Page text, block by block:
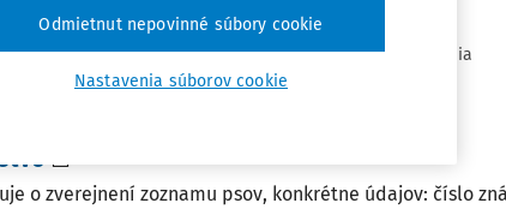
,Redakcia Vydané:7. 4. 2020 / 13 minút čítania
o zverejnení zoznamu psov, konkrétne údajov: číslo
Nastavenia súborov cookie
Odmietnut nepovinné súbory cookie